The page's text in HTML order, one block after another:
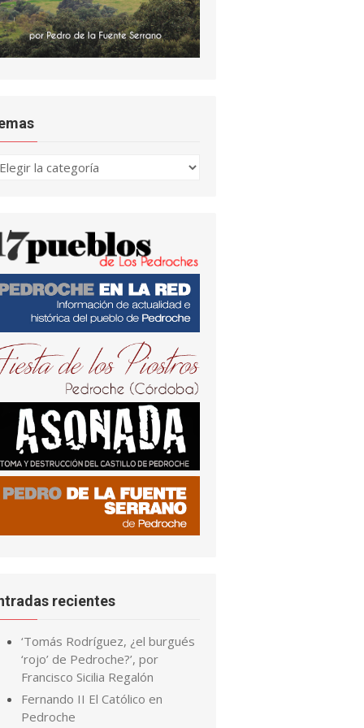
recientes
‘Tomás Rodríguez, ¿el burgués
‘rojo’ de Pedroche?’, por
Francisco Sicilia Regalón
Fernando II El Católico en
Pedroche